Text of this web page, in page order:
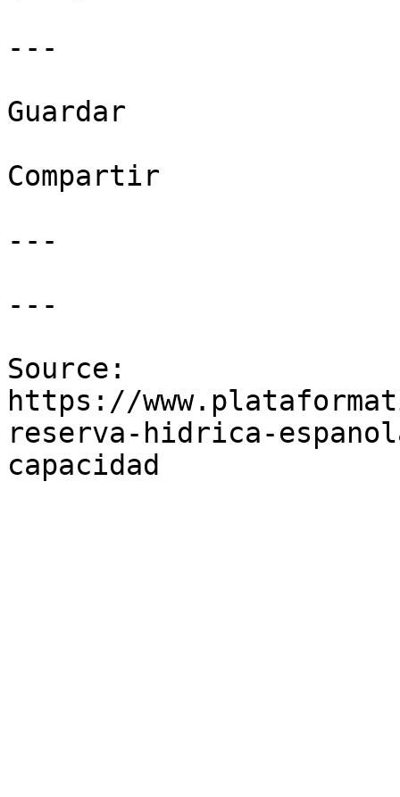
---
Guardar
Compartir
---
---
Source:
https://
reserva-hidrica-